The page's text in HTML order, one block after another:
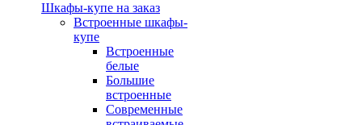
Шкафы-купе на заказ
Встроенные шкафы-
купе
Встроенные
белые
Большие
встроенные
Современные